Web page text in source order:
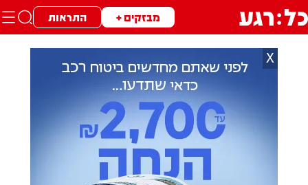
מבזקים + התראות
X